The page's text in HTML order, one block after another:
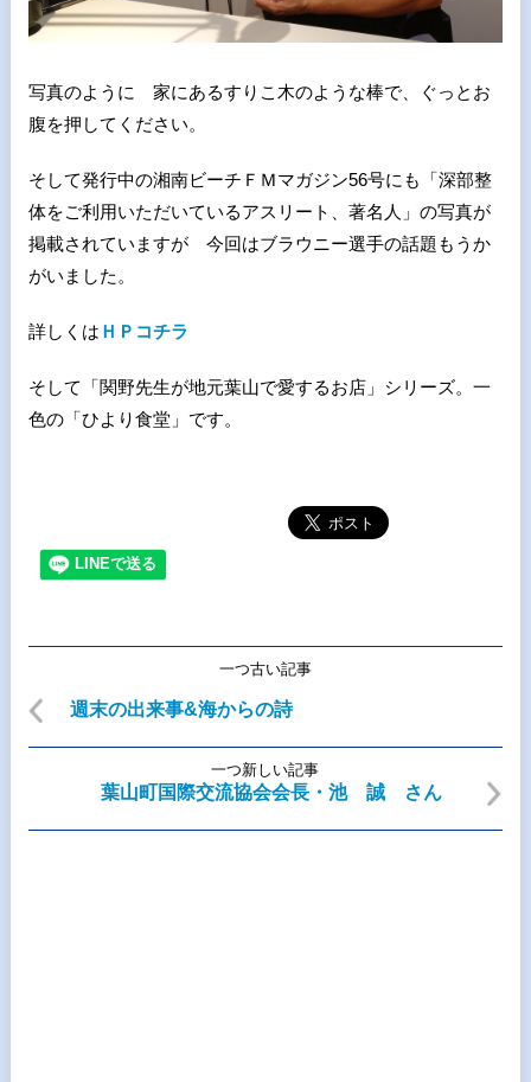
写真のように 家にあるすりこ木のような棒で、ぐっとお
腹を押してください。
そして発行中の湘南ビーチＦＭマガジン56号にも「深部整
体をご利用いただいているアスリート、著名人」の写真が
掲載されていますが 今回はブラウニー選手の話題もうか
がいました。
詳しくは ＨＰコチラ
そして「関野先生が地元葉山で愛するお店」シリーズ。一
色の「ひより食堂」です。
一つ古い記事
週末の出来事&海からの詩
一つ新しい記事
葉山町国際交流協会会長・池 誠 さん